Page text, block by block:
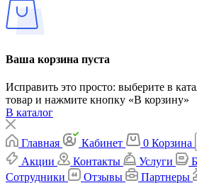
Ваша корзина пуста
Исправить это просто: выберите в
товар и нажмите кнопку «В корзину»
В каталог
Главная Кабинет 0 Корзина
Акции
Контакты Услуги
Сотрудники
Отзывы Партнеры